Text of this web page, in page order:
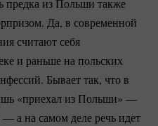
предка из Польши также
Да, в современной
считают себя
и раньше на польских
Бывает так, что в
«приехал из Польши» —
а на самом деле речь идет